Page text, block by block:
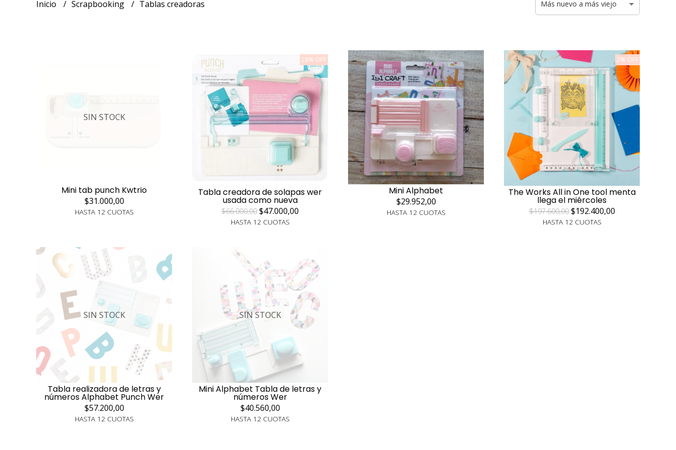
Inicio Scrapbooking Tablas creadoras
SIN STOCK
Mini tab punch Kwtrio
$31.000,00
HASTA 12 CUOTAS
28% OFF
Tabla creadora de solapas wer
usada como nueva
$66.000,00 $47.000,00
HASTA 12 CUOTAS
Mini Alphabet
$29.952,00
HASTA 12 CUOTAS
2% OFF
The Works All in One tool menta
llega el miércoles
$197.600,00$192.400,00
HASTA 12 CUOTAS
SIN STOCK
Tabla realizadora de letras y
números Alphabet Punch Wer
$57.200,00
HASTA 12 CUOTAS
SIN STOCK
Mini Alphabet Tabla de letras y
números Wer
$40.560,00
HASTA 12 CUOTAS